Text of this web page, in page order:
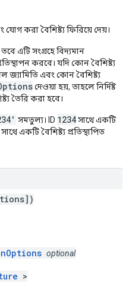
যোগ করা বৈশিষ্ট্য ফিরিয়ে দেয়।
এটি সংগ্রহে বিদ্যমান
করবে। যদি কোন বৈশিষ্ট্য
জ্যামিতি এবং কোন বৈশিষ্ট্য
দেওয়া হয়, তাহলে নির্দিষ্ট
তৈরি করা হবে।
সমতুল্য। ID 1234সাথে একটি
একটি বৈশিষ্ট্য প্রতিস্থাপিত
optional
>